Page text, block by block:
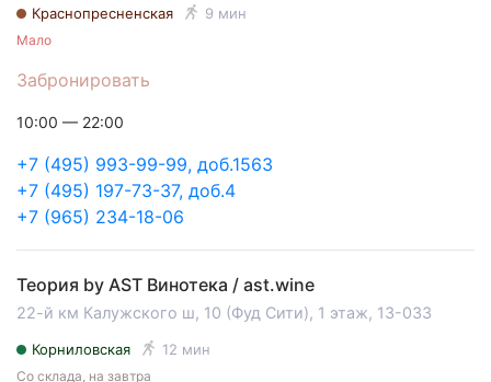
Краснопресненская
9 мин
Забронировать
Мало
+7 (495) 993-99-99, доб.1563
+7 (495) 197-73-37, доб.4
+7 (965) 234-18-06
10:00 — 22:00
Теория by AST Винотека / ast.wine
22-й км Калужского ш, 10 (Фуд Сити), 1 этаж, 13-033
Корниловская 12 мин
Со склада, на завтра